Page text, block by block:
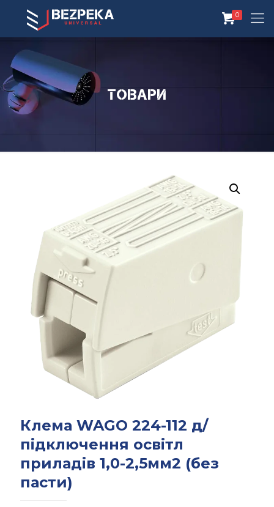
0
Товари
Клема WAGO 224-112 д/
підключення освітл
приладів 1,0-2,5мм2 (без
пасти)